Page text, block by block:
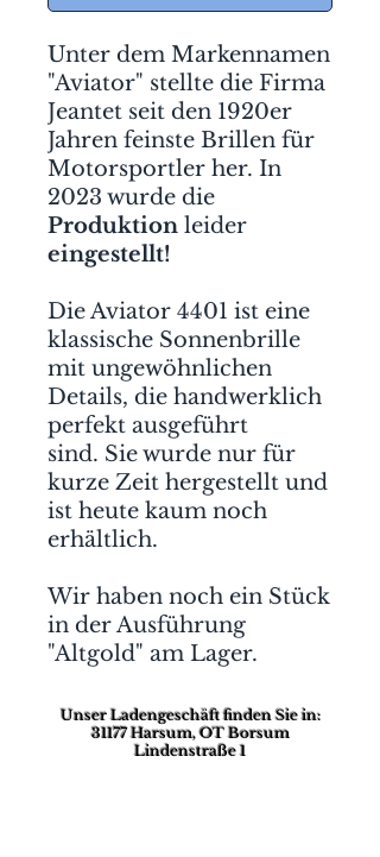
Unter dem Markennamen
"Aviator" stellte die Firma
Jeantet seit den 1920er
Jahren feinste Brillen für
Motorsportler her. In
2023 wurde die
Produktion leider
eingestellt!
Die Aviator 4401 ist eine
klassische Sonnenbrille
mit ungewöhnlichen
Details, die handwerklich
perfekt ausgeführt
sind. Sie wurde nur für
kurze Zeit hergestellt und
ist heute kaum noch
erhältlich.
Wir haben noch ein Stück
in der Ausführung
"Altgold" am Lager.
Unser Ladengeschäft finden Sie in:
31177 Harsum, OT Borsum
Lindenstraße 1